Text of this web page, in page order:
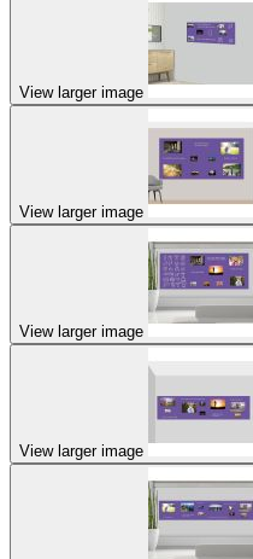
View larger image
View larger image
View larger image
View larger image